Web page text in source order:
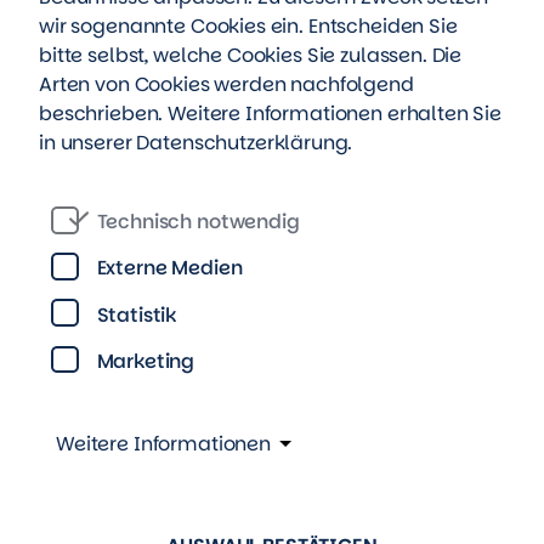
campus
at Berthold-Beitz-Platz is only ten
minutes away.
Furnished and well equipped apartments
bedroom and living room
Flat shares with 5 to 9 rooms
kitchen, shared bathroom and lounge with
balcony
Affordable rent
access and TV
dryers (coin-operated)
wir sogenannte Cookies ein. Entscheiden Sie
bitte selbst, welche Cookies Sie zulassen. Die
Arten von Cookies werden nachfolgend
beschrieben. Weitere Informationen erhalten Sie
in unsererDatenschutzerklärung.
Technisch notwendig
Externe Medien
Statistik
Marketing
Weitere Informationen